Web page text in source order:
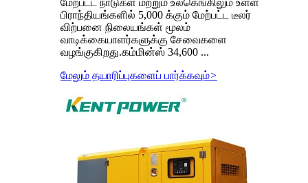
மேற்பட்ட நாடுகள் மற்றும் உலகெங்கிலும் உள்ள
பிராந்தியங்களில் 5,000 க்கும் மேற்பட்ட டீலர்
விற்பனை நிலையங்கள் மூலம்
வாடிக்கையாளர்களுக்கு சேவைகளை
வழங்குகிறது.கம்மின்ஸ் 34,600 ...
மேலும் தயாரிப்புகளைப் பார்க்கவும்>